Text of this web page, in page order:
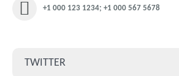
+1 000 123 1234; +1 000 567 5678
TWITTER